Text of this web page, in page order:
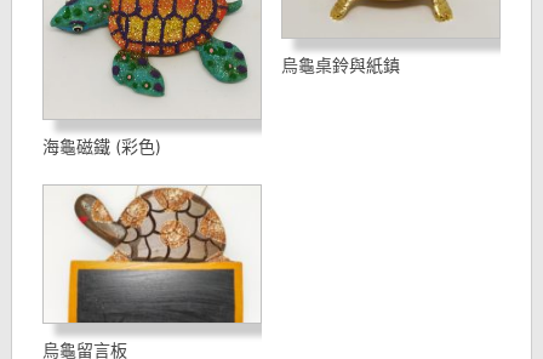
海龜磁鐵 (彩色)
烏龜桌鈴與紙鎮
烏龜留言板